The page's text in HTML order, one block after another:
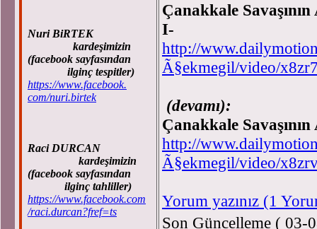
Nuri BiRTEK
kardeşimizin
(facebook sayfasından
ilginç tespitler)
https://www.facebook.
com/nuri.birtek
Raci DURCAN
kardeşimizin
(facebook sayfasından
ilginç tahliller)
https://www.facebook.com
/raci.durcan?fref=ts
Çanakkale
I-
http://
Ã§ekmegil/video/
(devamı):
Çanakkale
http://
Ã§ekmegil/video/
Yorum yazınız (1
Son Güncelleme ( 03-